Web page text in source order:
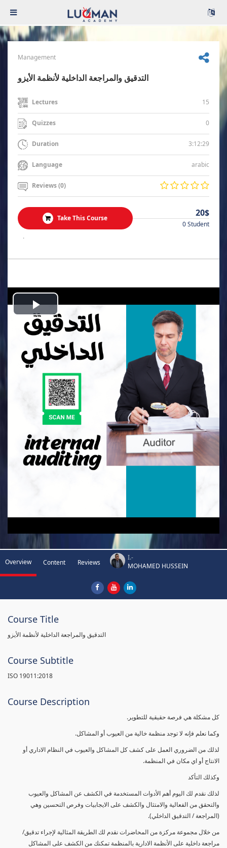
Management
التدقيق والمراجعة الداخلية لأنظمة الأيزو
Lectures 15
Quizzes 0
Duration 3:12:29
Language arabic
Reviews (0)
Take This Course 20$
0 Student
.
Play
Video
Overview Content Reviews
I.-
MOHAMED HUSSEIN
Course Title
التدقيق والمراجعة الداخلية لأنظمة الأيزو
Course Subtitle
ISO 19011:2018
Course Description
كل مشكلة هي فرصة حقيقية للتطوير.
وكما نعلم فإنه لا توجد منظمة خالية من العيوب أو المشاكل.
لذلك من الضروري العمل على كشف كل المشاكل والعيوب في النظام الاداري أو
الانتاج أو اي مكان في المنظمة.
وكذلك التأكد
لذلك نقدم لك اليوم أهم الأدوات المستخدمة في الكشف عن المشاكل والعيوب
والتحقق من الفعالية والامتثال والكشف على الايجابيات وفرص التحسين وهي
(المراجعة / التدقيق الداخلي).
من خلال مجموعة مركزة من المحاضرات نقدم لك الطريقة المثالية لإجراء تدقيق/
مراجعة داخلية على الأنظمة الادارية بالمنظمة تمكنك من الكشف على المشاكل